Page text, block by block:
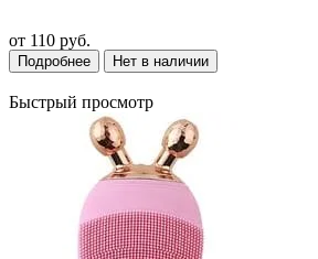
от 110 руб.
Подробнее Нет в наличии
Быстрый просмотр